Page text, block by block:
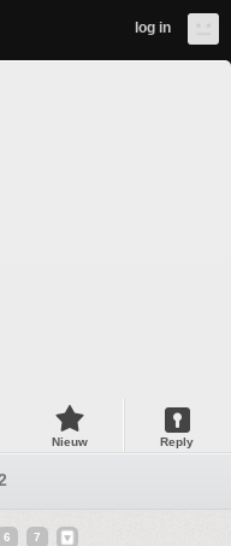
log in
Nieuw Reply
6 7